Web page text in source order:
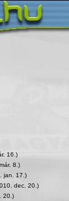
16.)
8.)
jan. 17.)
dec. 20.)
20.)